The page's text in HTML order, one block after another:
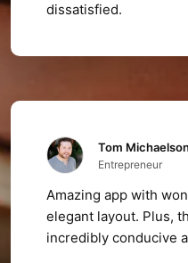
dissatisfied.
Tom Michaelson
Entrepreneur
Amazing app with
elegant layout. Plus,
incredibly conducive